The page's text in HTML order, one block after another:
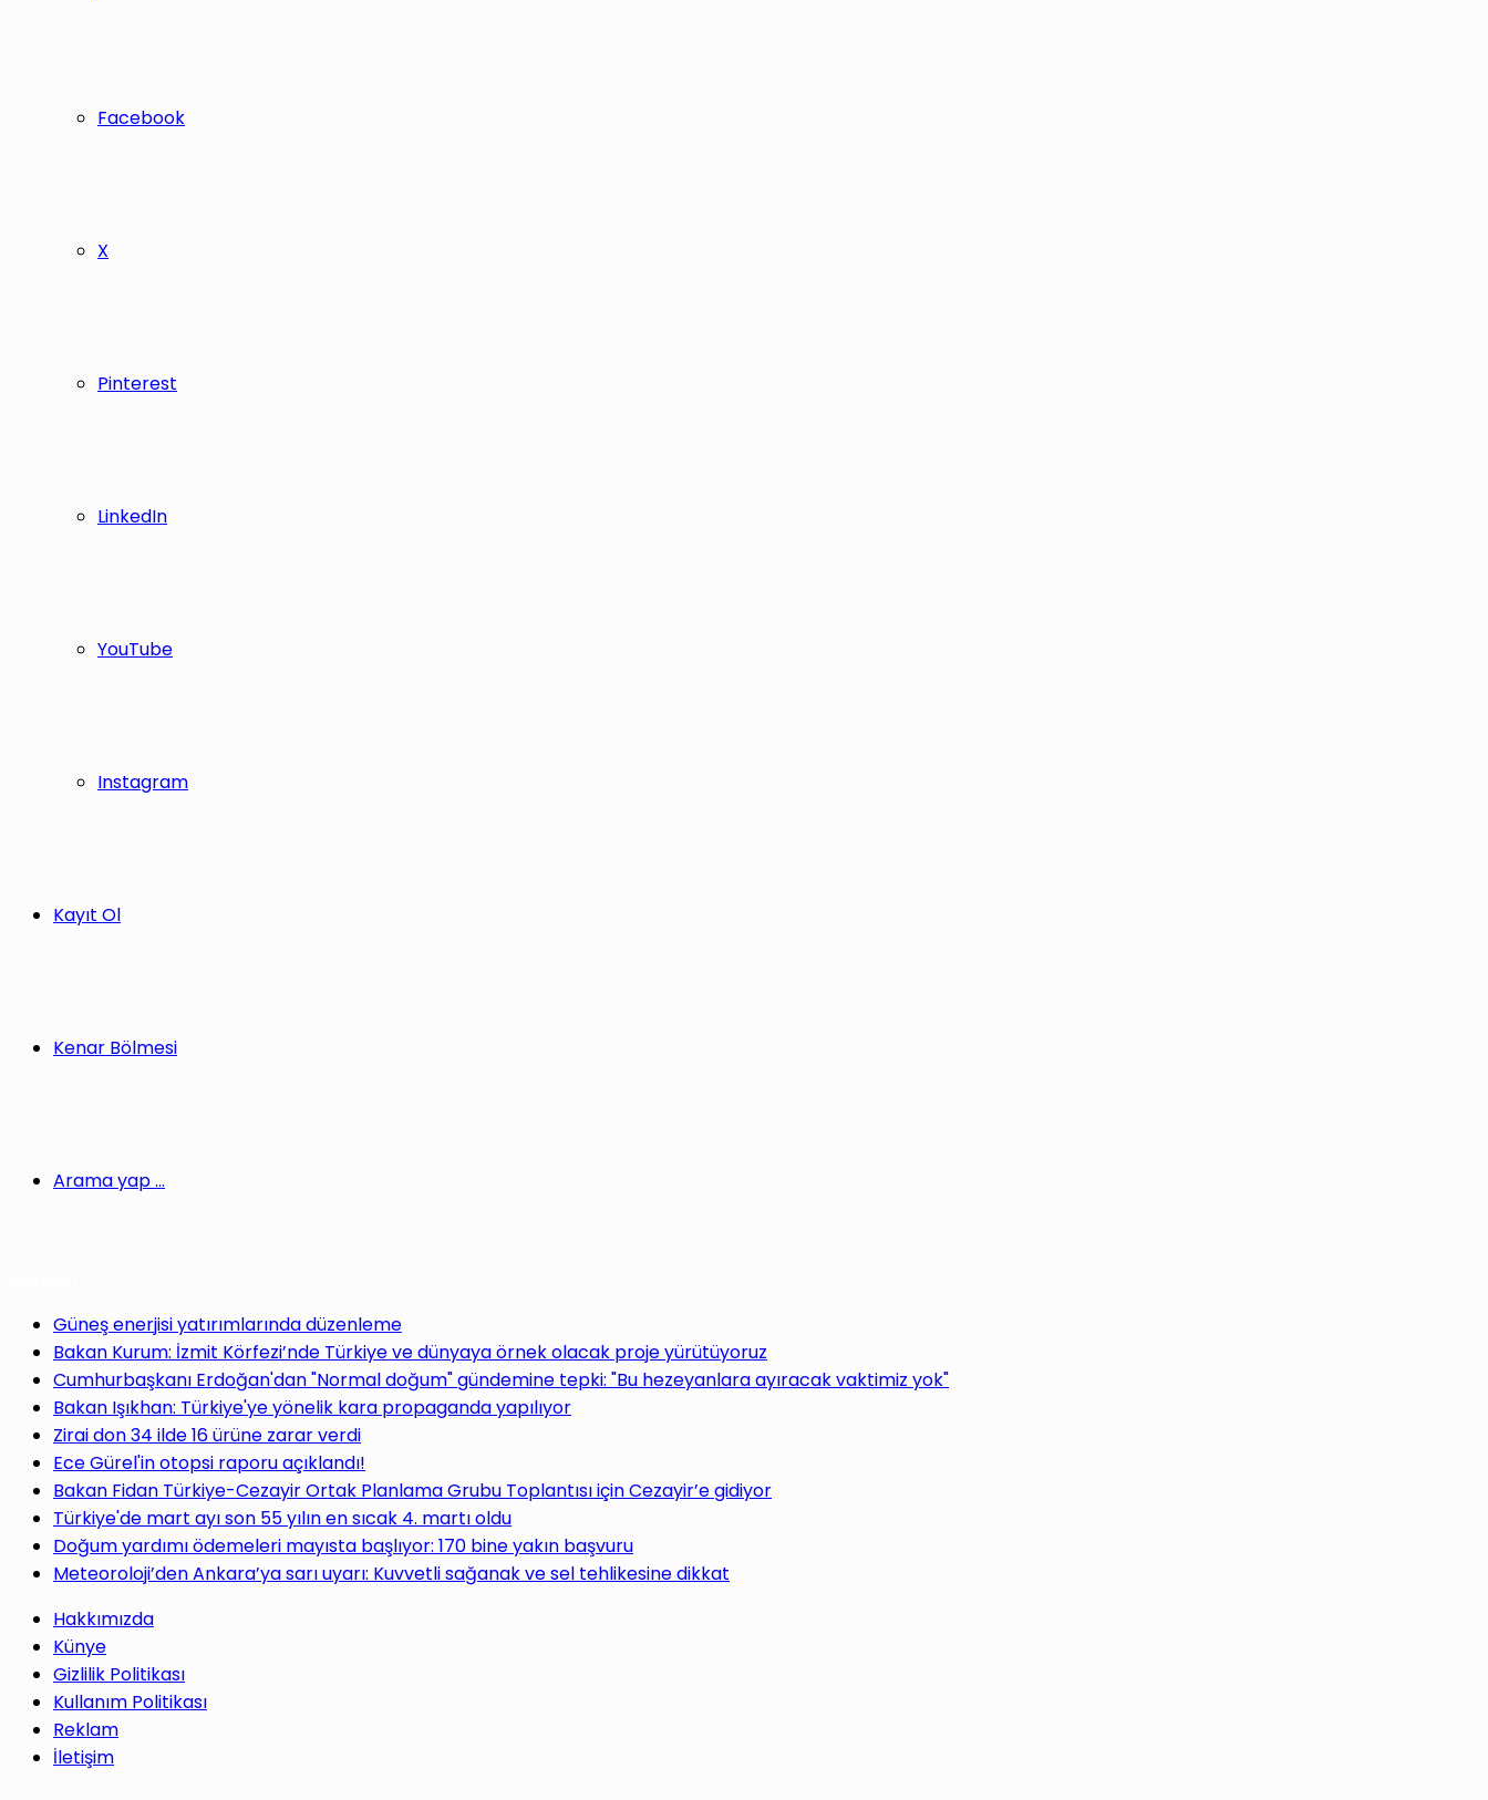
Facebook
X
Pinterest
LinkedIn
YouTube
Instagram
Kayıt Ol
Kenar Bölmesi
Arama yap ...
Güneş enerjisi yatırımlarında düzenleme
Bakan Kurum: İzmit Körfezi’nde Türkiye ve dünyaya örnek olacak proje yürütüyoruz
Cumhurbaşkanı Erdoğan'dan "Normal doğum" gündemine tepki: "Bu hezeyanlara ayıracak vaktimiz yok"
Bakan Işıkhan: Türkiye'ye yönelik kara propaganda yapılıyor
Zirai don 34 ilde 16 ürüne zarar verdi
Ece Gürel'in otopsi raporu açıklandı!
Bakan Fidan Türkiye-Cezayir Ortak Planlama Grubu Toplantısı için Cezayir’e gidiyor
Türkiye'de mart ayı son 55 yılın en sıcak 4. martı oldu
Doğum yardımı ödemeleri mayısta başlıyor: 170 bine yakın başvuru
Meteoroloji’den Ankara’ya sarı uyarı: Kuvvetli sağanak ve sel tehlikesine dikkat
Hakkımızda
Künye
Gizlilik Politikası
Kullanım Politikası
Reklam
İletişim